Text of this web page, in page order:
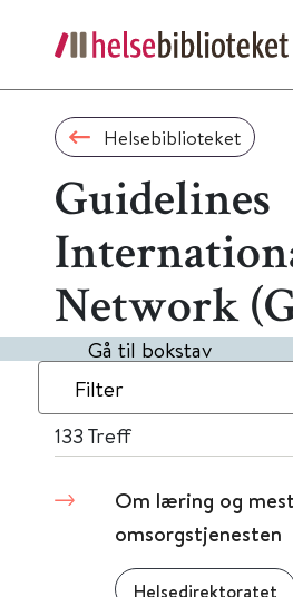
Helsebiblioteket
Guidelines
Network
Gå til bokstav
Filter
133 Treff
Om læring og
omsorgstjenesten
Helsedirektoratet